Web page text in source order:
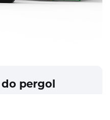
pergol